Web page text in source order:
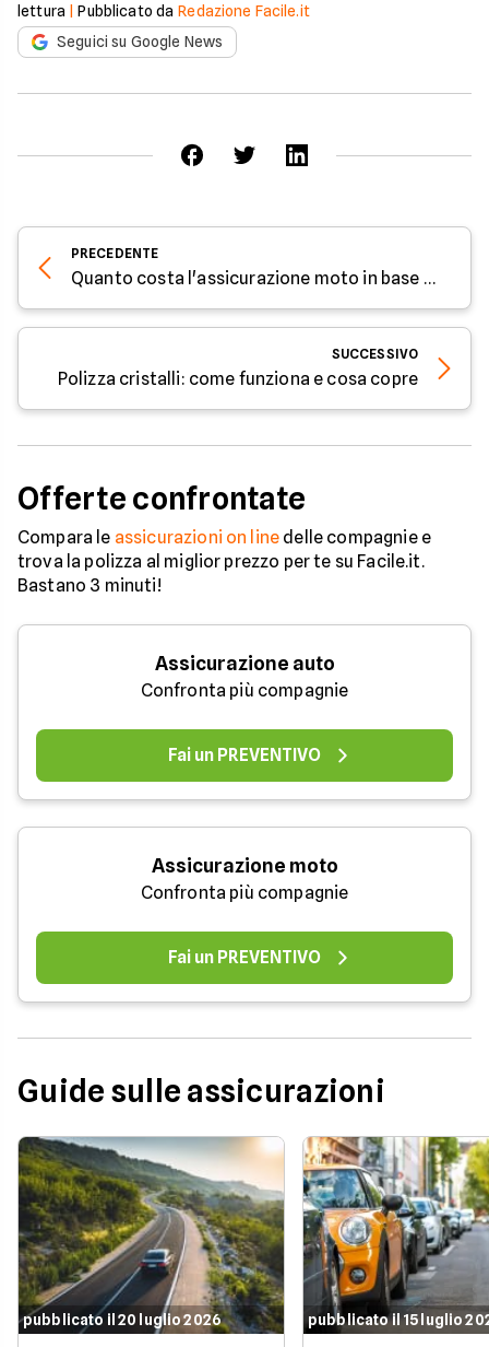
lettura |Pubblicato da Redazione Facile.it
Seguici su Google News
PRECEDENTE
Quanto costa l'assicurazione moto in base alla cilindrata
SUCCESSIVO
Polizza cristalli: come funziona e cosa copre
Offerte confrontate
Compara le assicurazioni on line delle compagnie e
trova la polizza al miglior prezzo per te su Facile.it.
Bastano 3 minuti!
Assicurazione auto
Confronta più compagnie
Fai un PREVENTIVO
Assicurazione moto
Confronta più compagnie
Fai un PREVENTIVO
Guide sulle assicurazioni
pubblicato il 20 luglio 2026 pubblicato il 15 luglio